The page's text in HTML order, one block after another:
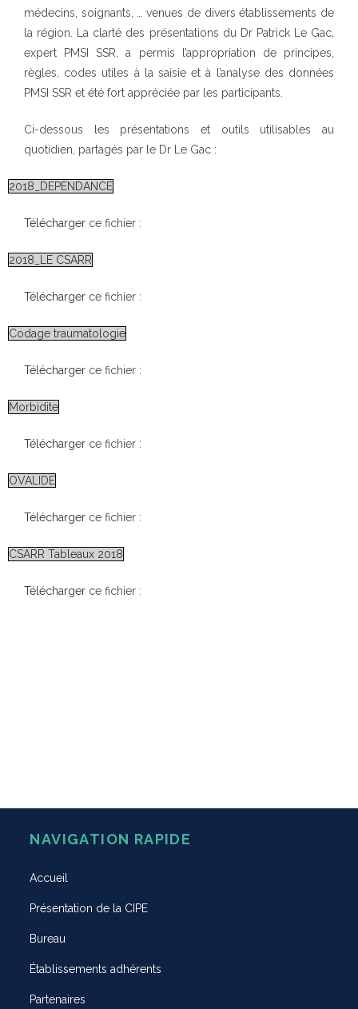
médecins, soignants, … venues de divers établissements de
la région. La clarté des présentations du Dr Patrick Le Gac,
expert PMSI SSR, a permis l’appropriation de principes,
règles, codes utiles à la saisie et à l’analyse des données
PMSI SSR et été fort appréciée par les participants.
Ci-dessous les présentations et outils utilisables au
quotidien, partagés par le Dr Le Gac :
2018_DEPENDANCE
Télécharger ce fichier :
2018_LE CSARR
Télécharger ce fichier :
Codage traumatologie
Télécharger ce fichier :
Morbidite
Télécharger ce fichier :
OVALIDE
Télécharger ce fichier :
CSARR Tableaux 2018
Télécharger ce fichier :
NAVIGATION RAPIDE
Accueil
Présentation de la CIPE
Bureau
Établissements adhérents
Partenaires